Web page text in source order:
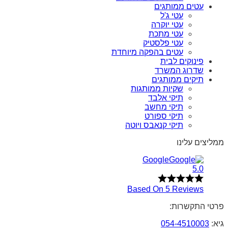
עטים ממותגים
עטי ג'ל
עטי יוקרה
עטי מתכת
עטי פלסטיק
עטים בהפקה מיוחדת
פינוקים לבית
שדרוג המשרד
תיקים ממותגים
שקיות ממותגות
תיקי אלבד
תיקי מחשב
תיקי ספורט
תיקי קנאבס ויוטה
ממליצים עלינו
Google
5.0
Based On 5 Reviews
פרטי התקשרות:
גיא: 054-4510003